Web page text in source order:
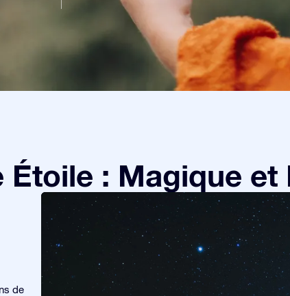
Étoile : Magique et
de